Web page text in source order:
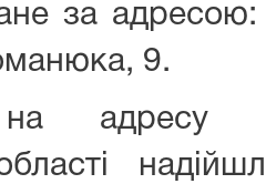
за
9.
адресу
області